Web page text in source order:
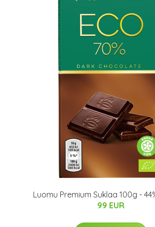
Luomu Premium Suklaa 100g -
99 EUR